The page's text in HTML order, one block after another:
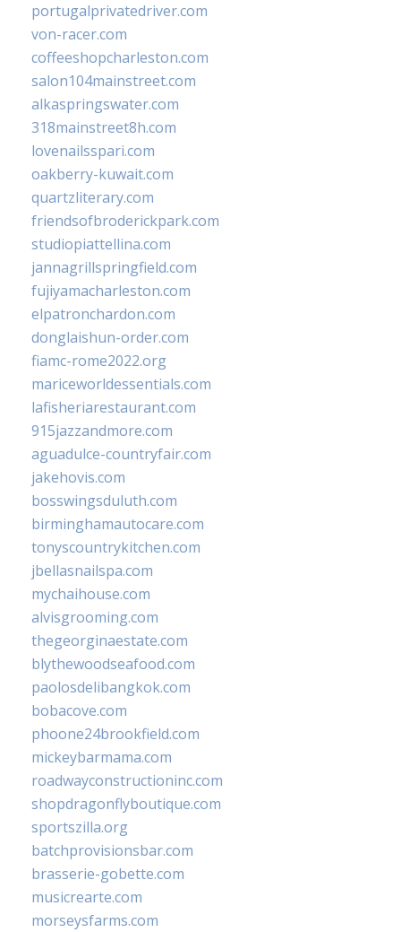
portugalprivatedriver.com
von-racer.com
coffeeshopcharleston.com
salon104mainstreet.com
alkaspringswater.com
318mainstreet8h.com
lovenailsspari.com
oakberry-kuwait.com
quartzliterary.com
friendsofbroderickpark.com
studiopiattellina.com
jannagrillspringfield.com
fujiyamacharleston.com
elpatronchardon.com
donglaishun-order.com
fiamc-rome2022.org
mariceworldessentials.com
lafisheriarestaurant.com
915jazzandmore.com
aguadulce-countryfair.com
jakehovis.com
bosswingsduluth.com
birminghamautocare.com
tonyscountrykitchen.com
jbellasnailspa.com
mychaihouse.com
alvisgrooming.com
thegeorginaestate.com
blythewoodseafood.com
paolosdelibangkok.com
bobacove.com
phoone24brookfield.com
mickeybarmama.com
roadwayconstructioninc.com
shopdragonflyboutique.com
sportszilla.org
batchprovisionsbar.com
brasserie-gobette.com
musicrearte.com
morseysfarms.com